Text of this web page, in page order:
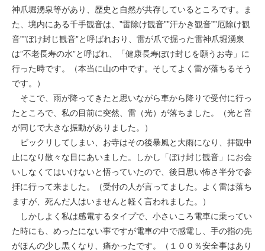
神爪堀湧泉等があり、歴史と自然が共存しているところです。ま
た、境内にある千手観音は、”雷除け観音””汗かき観音””厄除け観
音””ぼけ封じ観音”と呼ばれおり、雷が爪で掘った雷神爪堀湧泉
は”不老長寿の水”と呼ばれ、「健康長寿ぼけ封じを願うお寺」に
行った時です。（本当に山の中です。そしてよく雷が落ちるそう
です。）
そこで、雨が降ってきたと思いながら車から降りで受付に行っ
たところで、私の目前に突然、雷（光）が落ちました。（光と音
が同じで大きな振動がありました。）
ビックリしてしまい、お寺はその後暴風と大雨になり、拝観中
止になり散々な目にあいました。しかし「ぼけ封じ観音」にお会
いしなくてはいけないと悟っていたので、後日思い怖さ半分で参
拝に行って来ました。（受付の人が言ってました。よく雷は落ち
ますが、死んだ人はいませんと軽く言われました。）
しかしよく私は感電するタイプで、小さいころ電車に乗ってい
た時にも、めったにない事ですが電車の中で感電し、手の指の先
がほんの少し黒くなり、痛かったです。（１００％安全事はあり